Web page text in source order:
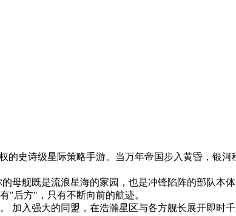
史诗级星际策略手游。当万年帝国步入黄昏，银
母舰既是流浪星海的家园，也是冲锋陷阵的部队本
"后方"，只有不断向前的航迹。
加入强大的同盟，在浩瀚星区与各方舰长展开即时